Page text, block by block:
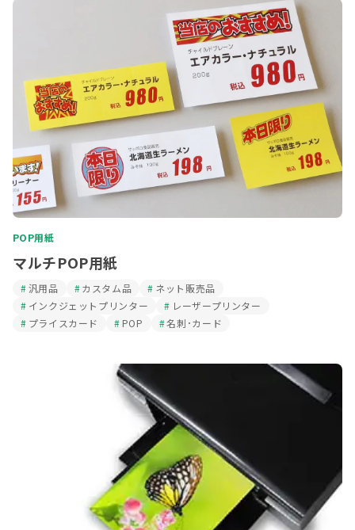
POP用紙
マルチPOP用紙
汎用品 カスタム品
ネット販売品
インクジェットプリンター
レーザープリンター
プライスカード
POP 名刺･カード